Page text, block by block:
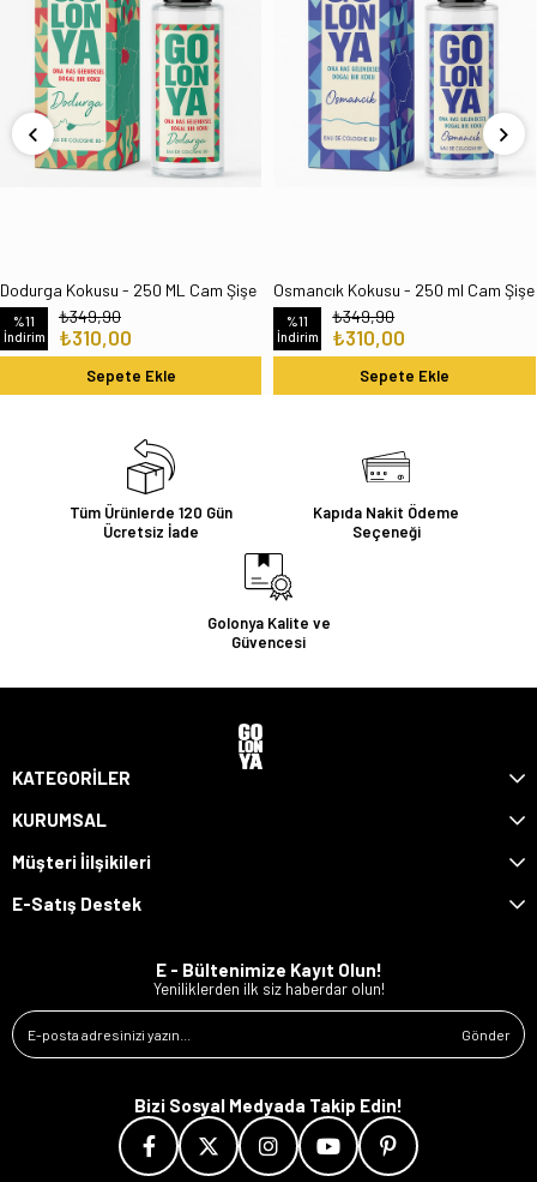
Dodurga Kokusu - 250 ML Cam Şişe
%11
İndirim
₺310,00
₺349,90
Sepete Ekle
Osmancık Kokusu - 250 ml Cam Şişe
%11
İndirim
₺310,00
₺349,90
Sepete Ekle
Tüm Ürünlerde 120 Gün
Ücretsiz İade
Kapıda Nakit Ödeme
Seçeneği
Golonya Kalite ve
Güvencesi
KATEGORİLER
KURUMSAL
Müşteri İilşikileri
E-Satış Destek
E - Bültenimize Kayıt Olun!
Yeniliklerden ilk siz haberdar olun!
Gönder
Bizi Sosyal Medyada Takip Edin!